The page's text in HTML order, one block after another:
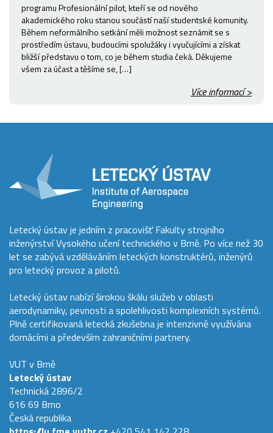
programu Profesionální pilot, kteří se od nového
akademického roku stanou součástí naší studentské komunity.
Během neformálního setkání měli možnost seznámit se s
prostředím ústavu, budoucími spolužáky i vyučujícími a získat
bližší představu o tom, co je během studia čeká. Děkujeme
všem za účast a těšíme se, […]
Více informací >
Letecký ústav je jedním z pracovišť Fakulty strojního
inženýrství Vysokého učení technického v Brně. Po více než 30
let se zabývá vzděláváním leteckých konstruktérů, inženýrů
pro letecký provoz a pilotů.
Letecký ústav nabízí širokou škálu služeb v oblasti
aerodynamiky, pevnosti a spolehlivosti komplexních systémů.
Plně certifikovaná letecká zkušebna je intenzivně využívána
domácími a především zahraničními partnery.
VUT v Brně
Letecký ústav
Technická 2896/2
616 69 Brno
Česká republika